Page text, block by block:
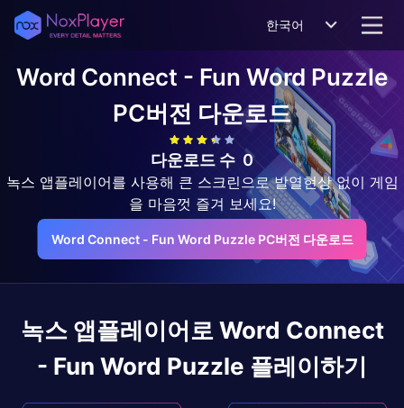
한국어
Word Connect - Fun Word Puzzle
PC버전 다운로드
다운로드 수 0
녹스 앱플레이어를 사용해 큰 스크린으로 발열현상 없이 게임
을 마음껏 즐겨 보세요!
Word Connect - Fun Word Puzzle PC버전 다운로드
녹스 앱플레이어로 Word Connect
- Fun Word Puzzle 플레이하기